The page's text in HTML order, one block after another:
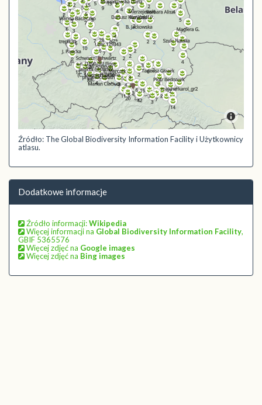
Źródło: The Global Biodiversity Information Facility i Użytkownicy
atlasu.
Dodatkowe informacje
Źródło informacji:Wikipedia
Więcej informacji na Global Biodiversity Information Facility,
GBIF 5365576
Więcej zdjęć na Google images
Więcej zdjęć na Bing images